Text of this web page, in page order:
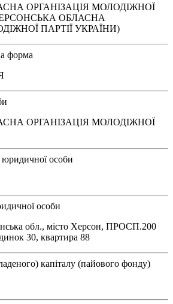
ОРГАНІЗАЦІЯ МОЛОДІЖНОЇ
ОБЛАСНА
ПАРТІЇ УКРАЇНИ)
форма
ОРГАНІЗАЦІЯ МОЛОДІЖНОЇ
юридичної особи
особи
обл., місто Херсон, ПРОСП.200
30, квартира 88
капіталу (пайового фонду)